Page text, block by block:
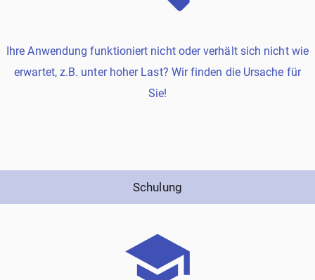
Ihre Anwendung funktioniert nicht oder verhält sich nicht wie
erwartet, z.B. unter hoher Last? Wir finden die Ursache für
Sie!
Schulung